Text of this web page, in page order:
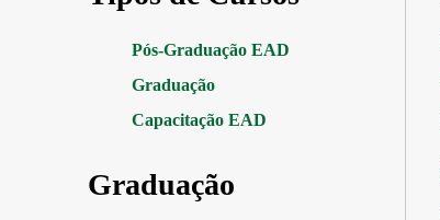
Pós-Graduação EAD
Graduação
Capacitação EAD
Graduação